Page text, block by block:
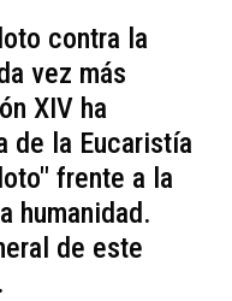
contra la
vez más
XIV ha
de la Eucaristía
frente a la
humanidad.
de este